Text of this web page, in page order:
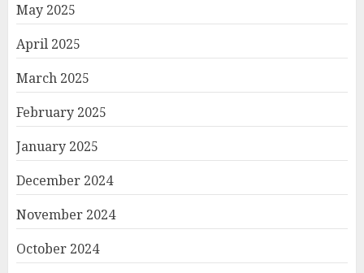
May 2025
April 2025
March 2025
February 2025
January 2025
December 2024
November 2024
October 2024